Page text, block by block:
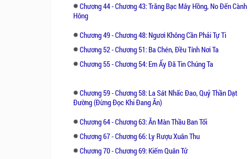
Chương 44 - Chương 43: Trăng Bạc Mây Hồng, No Đến Cành
Hông
Chương 49 - Chương 48: Ngươi Không Cần Phải Tự Ti
Chương 52 - Chương 51: Ba Chén, Đều Tính Nơi Ta
Chương 55 - Chương 54: Em Ấy Đã Tin Chúng Ta
Chương 59 - Chương 58: La Sát Nhấc Đao, Quỷ Thần Dạt
Đường (Đừng Đọc Khi Đang Ăn)
Chương 64 - Chương 63: Ăn Màn Thầu Ban Tối
Chương 67 - Chương 66: Ly Rượu Xuân Thu
Chương 70 - Chương 69: Kiếm Quân Tử